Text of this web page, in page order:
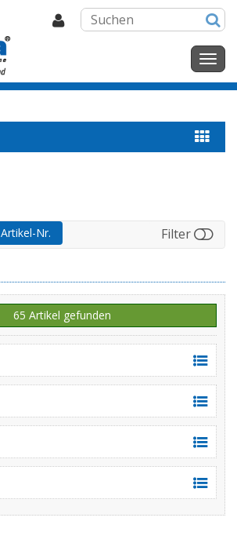
Artikel-Nr. Filter
65 Artikel gefunden